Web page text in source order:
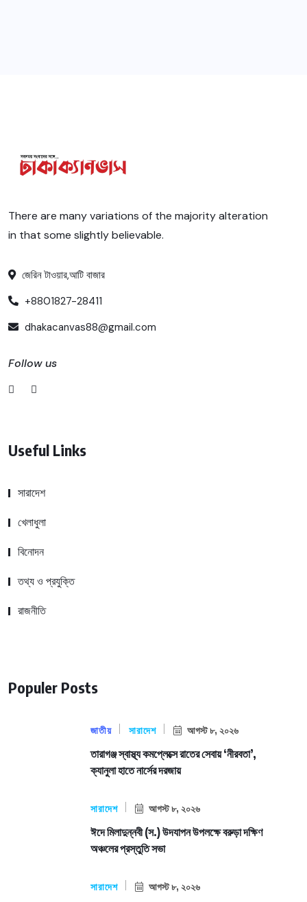
There are many variations of the majority alteration
in that some slightly believable.
জেরিন টাওয়ার,আটি বাজার
+8801827-28411
dhakacanvas88@gmail.com
Follow us
Useful Links
সারাদেশ
খেলাধুলা
বিনোদন
তথ্য ও প্রযুক্তি
রাজনীতি
Populer Posts
জাতীয় সারাদেশ আগস্ট ৮, ২০২৬
তারাগঞ্জ স্বাস্থ্য কমপ্লেক্সে রাতের সেবায় ‘নীরবতা’,
ক্যানুলা হাতে নার্সের দরজায়
সারাদেশ আগস্ট ৮, ২০২৬
ঈদে মিলাদুন্নবী (স.) উদযাপন উপলক্ষে বরুড়া দক্ষিণ
অঞ্চলের প্রস্তুতি সভা
সারাদেশ আগস্ট ৮, ২০২৬